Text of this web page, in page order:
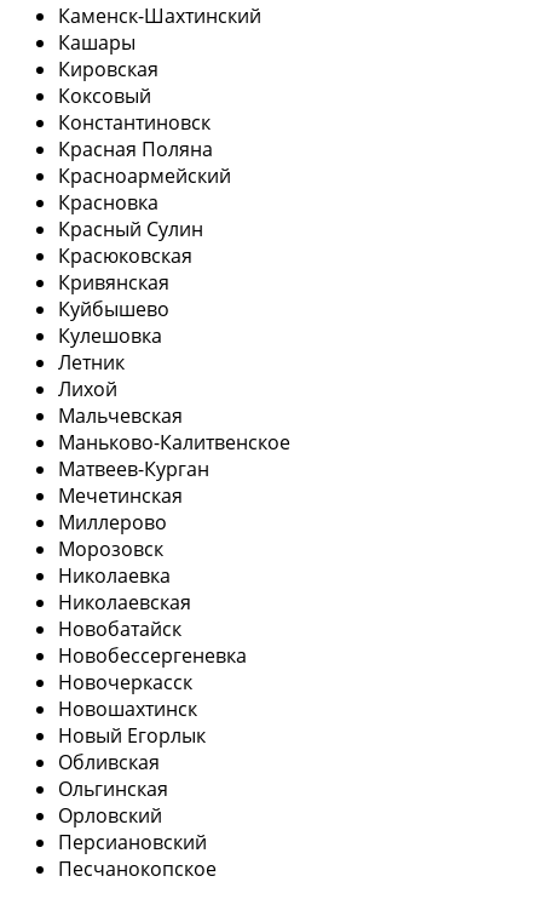
Каменск-Шахтинский
Кашары
Кировская
Коксовый
Константиновск
Красная Поляна
Красноармейский
Красновка
Красный Сулин
Красюковская
Кривянская
Куйбышево
Кулешовка
Летник
Лихой
Мальчевская
Маньково-Калитвенское
Матвеев-Курган
Мечетинская
Миллерово
Морозовск
Николаевка
Николаевская
Новобатайск
Новобессергеневка
Новочеркасск
Новошахтинск
Новый Егорлык
Обливская
Ольгинская
Орловский
Персиановский
Песчанокопское